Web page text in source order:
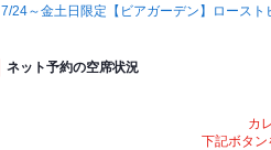
7/24～金土日限定【ビアガーデン】ロース
ネット予約の空席状況
カ
下記ボタン